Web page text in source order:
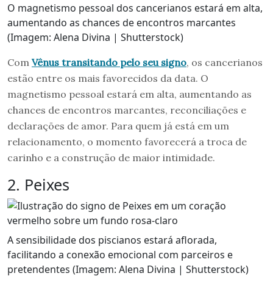
O magnetismo pessoal dos cancerianos estará em alta,
aumentando as chances de encontros marcantes
(Imagem: Alena Divina | Shutterstock)
Com Vênus transitando pelo seu signo, os cancerianos
estão entre os mais favorecidos da data. O
magnetismo pessoal estará em alta, aumentando as
chances de encontros marcantes, reconciliações e
declarações de amor. Para quem já está em um
relacionamento, o momento favorecerá a troca de
carinho e a construção de maior intimidade.
2. Peixes
A sensibilidade dos piscianos estará aflorada,
facilitando a conexão emocional com parceiros e
pretendentes (Imagem: Alena Divina | Shutterstock)